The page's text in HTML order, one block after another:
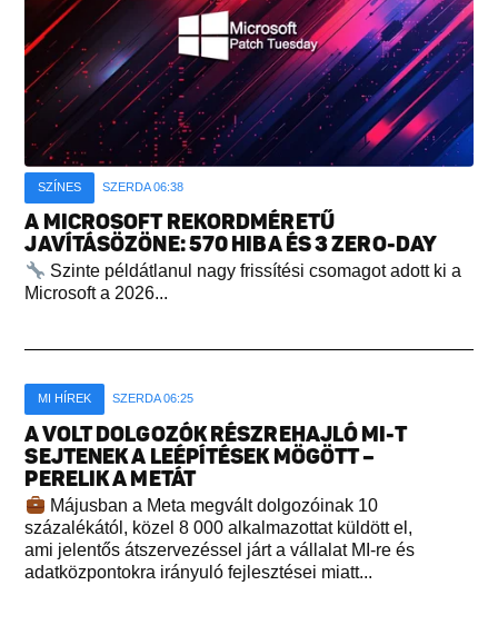
SZÍNES SZERDA 06:38
A MICROSOFT REKORDMÉRETŰ
JAVÍTÁSÖZÖNE: 570 HIBA ÉS 3 ZERO-DAY
Szinte példátlanul nagy frissítési csomagot adott ki a
Microsoft a 2026...
MI HÍREK SZERDA 06:25
A VOLT DOLGOZÓK RÉSZREHAJLÓ MI-T
SEJTENEK A LEÉPÍTÉSEK MÖGÖTT –
PERELIK A METÁT
Májusban a Meta megvált dolgozóinak 10
százalékától, közel 8 000 alkalmazottat küldött el,
ami jelentős átszervezéssel járt a vállalat MI-re és
adatközpontokra irányuló fejlesztései miatt...